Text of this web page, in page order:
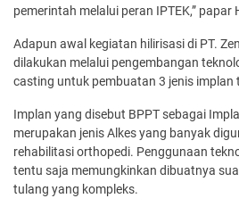
pemerintah melalui peran IPTEK,” papar
Adapun awal kegiatan hilirisasi di PT.
dilakukan melalui pengembangan
casting untuk pembuatan 3 jenis implan
Implan yang disebut BPPT sebagai
merupakan jenis Alkes yang banyak
rehabilitasi orthopedi. Penggunaan
tentu saja memungkinkan dibuatnya
tulang yang kompleks.